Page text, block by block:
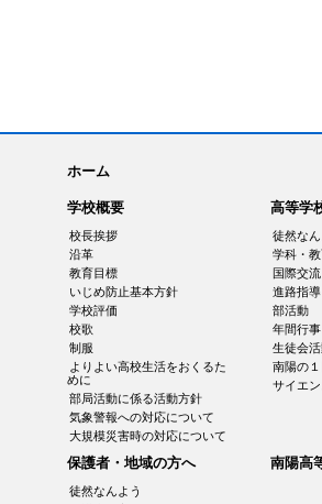
ホーム
学校概要
校長挨拶
沿革
教育目標
いじめ防止基本方針
学校評価
校歌
制服
よりよい高校生活をおくるた
めに
部局活動に係る活動方針
気象警報への対応について
大規模災害時の対応について
高等学
徒然なん
学科・
国際交流
進路指導
部活動
年間行事
生徒会
南陽の１
サイエ
保護者・地域の方へ
徒然なんよう
南陽高